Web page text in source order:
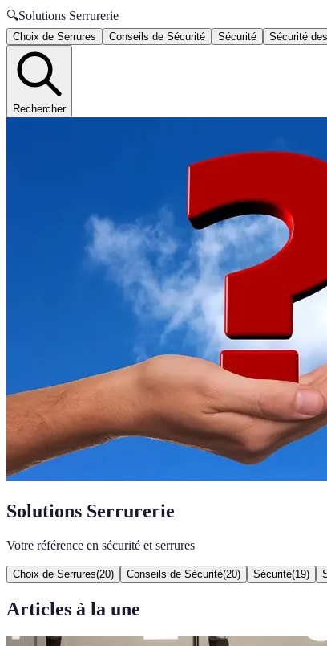
🔍Solutions Serrurerie
Choix de Serrures Conseils de Sécurité Sécurité Sécurité
Rechercher
Solutions Serrurerie
Votre référence en sécurité et serrures
Choix de Serrures(20) Conseils de Sécurité(20) Sécurité(19)
Articles à la une